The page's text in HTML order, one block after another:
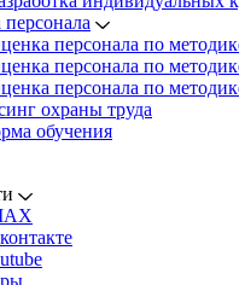
персонала по
персонала по
персонала по
охраны труда
обучения